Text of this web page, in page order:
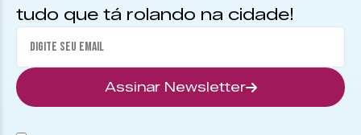
tudo que tá rolando na cidade!
Assinar Newsletter